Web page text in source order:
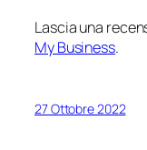
Lascia una
My Business.
27 Ottobre 2022